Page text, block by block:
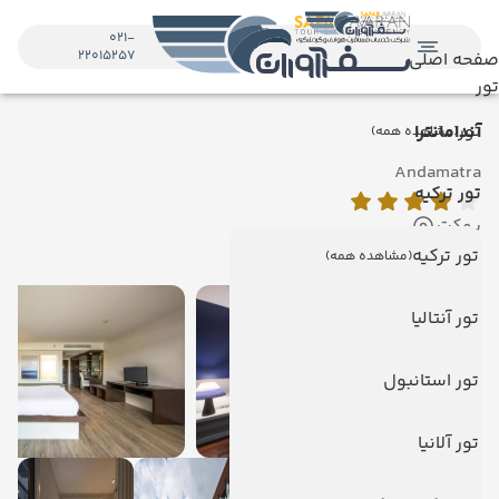
صفحه اصلی
تور
تور(مشاهده همه)
تور ترکیه
تور ترکیه(مشاهده همه)
تور آنتالیا
تور استانبول
تور آلانیا
021-
22015257
آندامانترا
Andamatra
پوکت
نمایش روی نقشه